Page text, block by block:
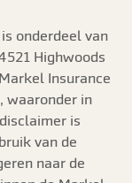
onderdeel van
Highwoods
Insurance
waaronder in
is
van de
naar de